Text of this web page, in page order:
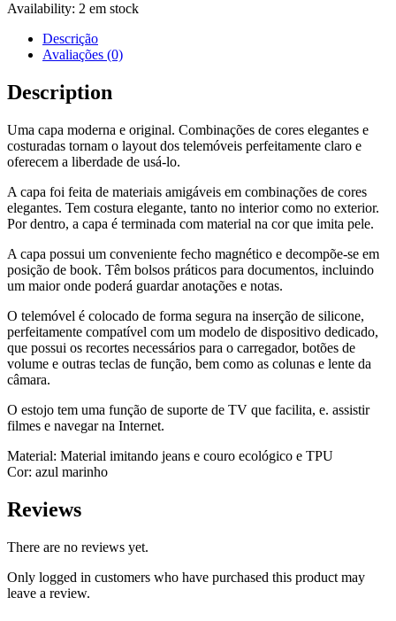
Availability: 2 em stock
Descrição
Avaliações (0)
Description
Uma capa moderna e original. Combinações de cores elegantes e
costuradas tornam o layout dos telemóveis perfeitamente claro e
oferecem a liberdade de usá-lo.
A capa foi feita de materiais amigáveis em combinações de cores
elegantes. Tem costura elegante, tanto no interior como no exterior.
Por dentro, a capa é terminada com material na cor que imita pele.
A capa possui um conveniente fecho magnético e decompõe-se em
posição de book. Têm bolsos práticos para documentos, incluindo
um maior onde poderá guardar anotações e notas.
O telemóvel é colocado de forma segura na inserção de silicone,
perfeitamente compatível com um modelo de dispositivo dedicado,
que possui os recortes necessários para o carregador, botões de
volume e outras teclas de função, bem como as colunas e lente da
câmara.
O estojo tem uma função de suporte de TV que facilita, e. assistir
filmes e navegar na Internet.
Material: Material imitando jeans e couro ecológico e TPU
Cor: azul marinho
Reviews
There are no reviews yet.
Only logged in customers who have purchased this product may
leave a review.